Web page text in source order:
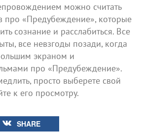
можно считать
про «Предубеждение», которые
сознание и расслабиться. Все
все невзгоды позади, когда
экраном и
про «Предубеждение».
просто выберете свой
к его просмотру.
SHARE